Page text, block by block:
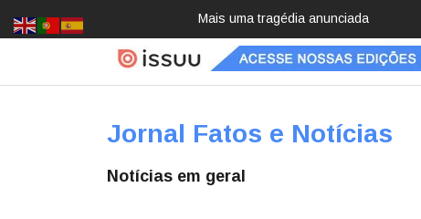
Mais uma tragédia anunciadaPai e filho
Jornal Fatos e Notícias
Notícias em geral